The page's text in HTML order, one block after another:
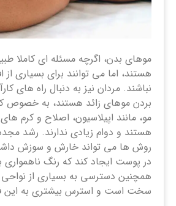
موهای بدن، اگرچه مسئله ای کاملا
هستند، اما می توانند برای بسیاری از
نباشند. مردان نیز به دنبال راه‌ های
بردن موهای زائد هستند، به خصوص
مو، مانند اپیلاسیون، اصلاح و کرم‌
هستند و دوام زیادی ندارند. رشد
روش ها می تواند خارش و سوزش
در پوست ایجاد کند که رنگ
همچنین دسترسی به بسیاری از
سخت است و استرس بیشتری به این